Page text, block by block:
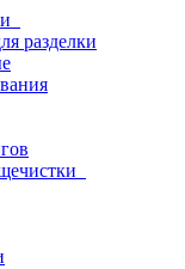
разделки